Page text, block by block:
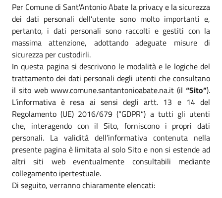
Per Comune di Sant'Antonio Abate la privacy e la sicurezza
dei dati personali dell’utente sono molto importanti e,
pertanto, i dati personali sono raccolti e gestiti con la
massima attenzione, adottando adeguate misure di
sicurezza per custodirli.
In questa pagina si descrivono le modalità e le logiche del
trattamento dei dati personali degli utenti che consultano
il sito web www.comune.santantonioabate.na.it (il “Sito”).
L’informativa è resa ai sensi degli artt. 13 e 14 del
Regolamento (UE) 2016/679 (“GDPR”) a tutti gli utenti
che, interagendo con il Sito, forniscono i propri dati
personali. La validità dell’informativa contenuta nella
presente pagina è limitata al solo Sito e non si estende ad
altri siti web eventualmente consultabili mediante
collegamento ipertestuale.
Di seguito, verranno chiaramente elencati: